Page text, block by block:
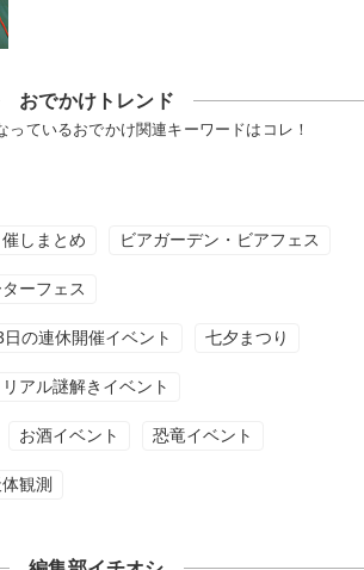
おでかけトレンド
っているおでかけ関連キーワードはコレ！
しまとめ ビアガーデン・ビアフェス
ーフェス
の連休開催イベント 七夕まつり
リアル謎解きイベント
お酒イベント 恐竜イベント
観測